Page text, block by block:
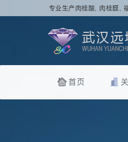
专业生产肉桂酸, 肉桂醛,
首页